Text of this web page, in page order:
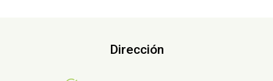
Dirección